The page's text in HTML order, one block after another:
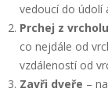
vedoucí do údolí
Prchej z vrcholu
co nejdále od
vzdáleností od
Zavři dveře –